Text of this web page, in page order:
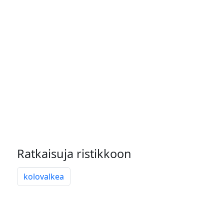
Ratkaisuja ristikkoon
kolovalkea